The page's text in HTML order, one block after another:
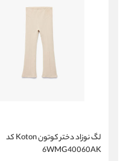
لگ نوزاد دختر کوتون Koton کد
6WMG40060AK